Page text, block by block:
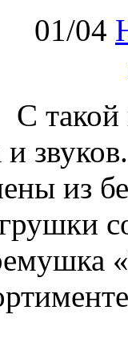
01/04
С
и
из